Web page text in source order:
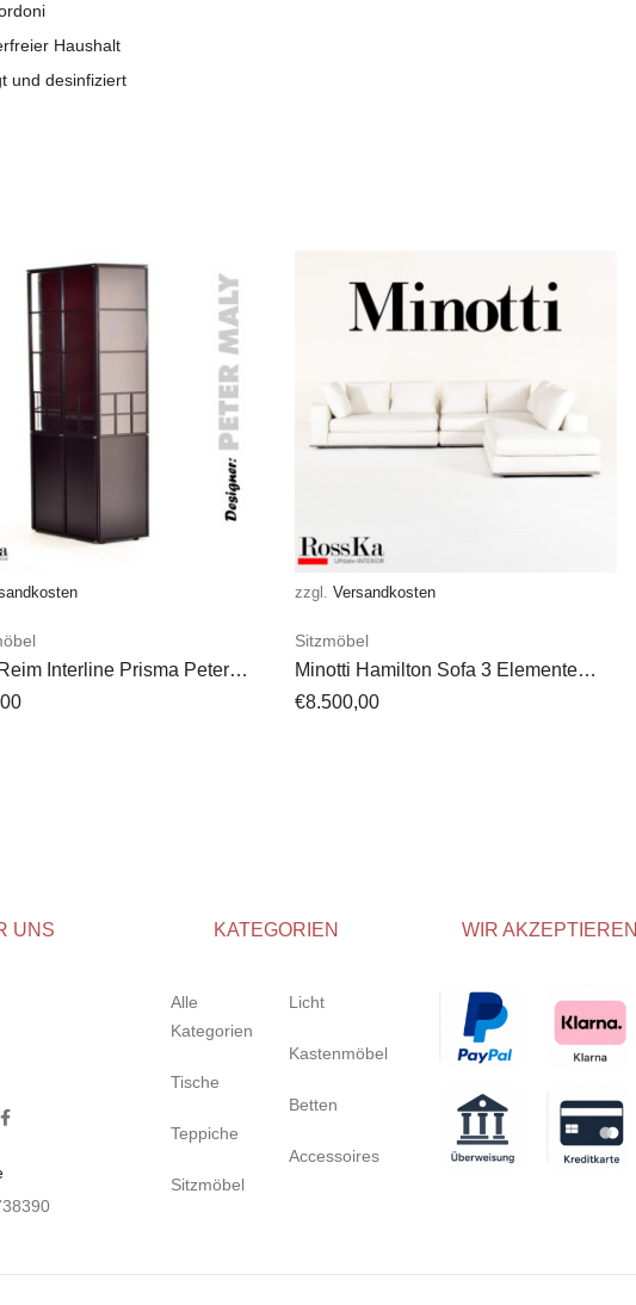
Haushalt
und desinfiziert
Interline Prisma Peter
zzgl. Versandkosten
Sitzmöbel
Minotti Hamilton Sofa 3 Elemente
Stoff Creme / Off-White
€8.500,00
UNS KATEGORIEN
Alle
Kategorien
Tische
Teppiche
Sitzmöbel
Licht
Kastenmöbel
Betten
Accessoires
WIR AKZEPTIEREN